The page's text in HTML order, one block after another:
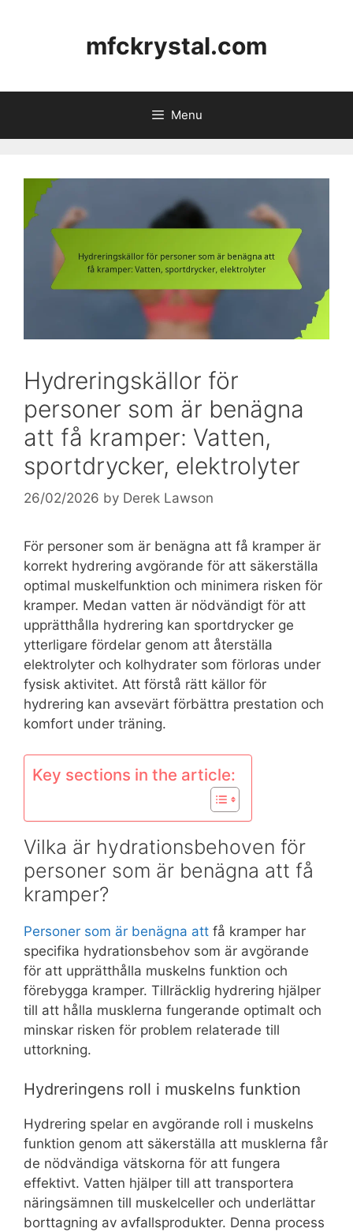
mfckrystal.com
Menu
Hydreringskällor för
personer som är benägna
att få kramper: Vatten,
sportdrycker, elektrolyter
26/02/2026 by Derek Lawson
För personer som är benägna att få kramper är
korrekt hydrering avgörande för att säkerställa
optimal muskelfunktion och minimera risken för
kramper. Medan vatten är nödvändigt för att
upprätthålla hydrering kan sportdrycker ge
ytterligare fördelar genom att återställa
elektrolyter och kolhydrater som förloras under
fysisk aktivitet. Att förstå rätt källor för
hydrering kan avsevärt förbättra prestation och
komfort under träning.
Key sections in the article:
Vilka är hydrationsbehoven för
personer som är benägna att få
kramper?
Personer som är benägna att få kramper har
specifika hydrationsbehov som är avgörande
för att upprätthålla muskelns funktion och
förebygga kramper. Tillräcklig hydrering hjälper
till att hålla musklerna fungerande optimalt och
minskar risken för problem relaterade till
uttorkning.
Hydreringens roll i muskelns funktion
Hydrering spelar en avgörande roll i muskelns
funktion genom att säkerställa att musklerna får
de nödvändiga vätskorna för att fungera
effektivt. Vatten hjälper till att transportera
näringsämnen till muskelceller och underlättar
borttagning av avfallsprodukter. Denna process